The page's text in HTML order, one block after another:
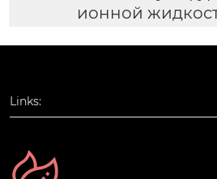
ионной
Links: